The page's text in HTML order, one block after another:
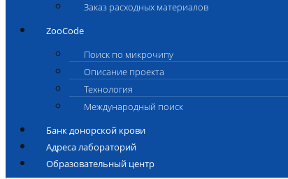
Заказ расходных материалов
ZooCode
Поиск по микрочипу
Описание проекта
Технология
Международный поиск
Банк донорской крови
Адреса лабораторий
Образовательный центр